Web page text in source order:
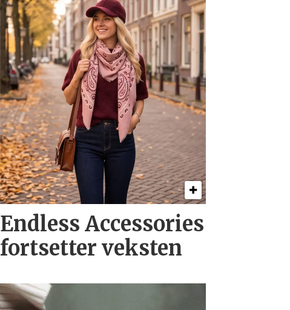
Endless Accessories
fortsetter veksten